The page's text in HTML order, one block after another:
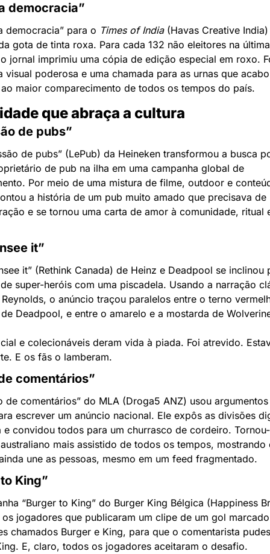
democracia”
democracia” para o Times of India (Havas Creative
gota de tinta roxa. Para cada 132 não eleitores na última
jornal imprimiu uma cópia de edição especial em roxo.
visual poderosa e uma chamada para as urnas que
maior comparecimento de todos os tempos do país.
que abraça a cultura
de pubs”
de pubs” (LePub) da Heineken transformou a busca
de pub na ilha em uma campanha global de
Por meio de uma mistura de filme, outdoor e
a história de um pub muito amado que precisava de
e se tornou uma carta de amor à comunidade, ritual
it”
it” (Rethink Canada) de Heinz e Deadpool se inclinou
super-heróis com uma piscadela. Usando a narração
Reynolds, o anúncio traçou paralelos entre o terno
Deadpool, e entre o amarelo e a mostarda de
e colecionáveis deram vida à piada. Foi atrevido.
E os fãs o lamberam.
comentários”
de comentários” do MLA (Droga5 ANZ) usou
escrever um anúncio nacional. Ele expôs as divisões
e convidou todos para um churrasco de cordeiro.
mais assistido de todos os tempos, mostrando
une as pessoas, mesmo em um feed fragmentado.
King”
“Burger to King” do Burger King Bélgica (Happiness
jogadores que publicaram um clipe de um gol
chamados Burger e King, para que o comentarista
E, claro, todos os jogadores aceitaram o desafio.